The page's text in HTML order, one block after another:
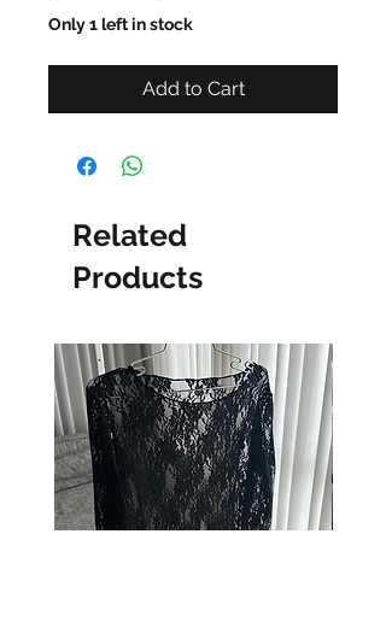
Only 1 left in stock
Add to Cart
Related
Products